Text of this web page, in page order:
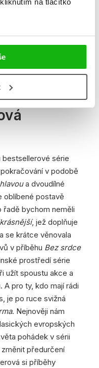
na tlačítko
bestsellerové série
v podobě
a dvoudílné
oblíbené postavě
bychom neměli
, jež doplňuje
se krátce věnovala
v příběhu Bez srdce
prostředí série
užít spoustu akce a
A pro ty, kdo mají rádi
je po ruce svižná
. Nejnověji nám
evropských
pohádek v sérii
předurčení
si příběhy